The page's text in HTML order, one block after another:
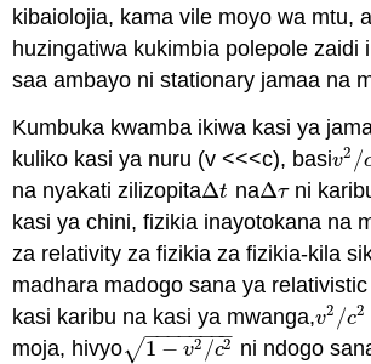
kibaiolojia, kama vile moyo wa mtu,
huzingatiwa kukimbia polepole zaidi
saa ambayo ni stationary jamaa na
Kumbuka kwamba ikiwa kasi ya
kuliko kasi ya nuru (v <<<c), basiv2 /
v2/
na nyakati zilizopitaΔt
Δt naΔτ
Δτ ni
kasi ya chini, fizikia inayotokana na
za relativity za fizikia za fizikia-kila
madhara madogo sana ya
kasi karibu na kasi ya mwanga,v2 /c2
v2/c2
moja, hivyo
1 − v2 /c2
− −
−−−−−−
√
1−v 2/ c2 ni ndogo